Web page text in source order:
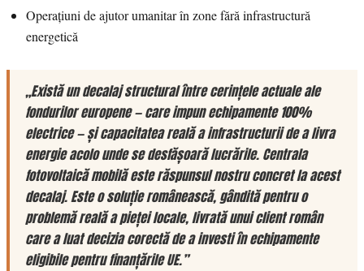
Operațiuni de ajutor umanitar în zone fără infrastructură
energetică
„Există un decalaj structural între cerințele actuale ale
fondurilor europene — care impun echipamente 100%
electrice — și capacitatea reală a infrastructurii de a livra
energie acolo unde se desfășoară lucrările. Centrala
fotovoltaică mobilă este răspunsul nostru concret la acest
decalaj. Este o soluție românească, gândită pentru o
problemă reală a pieței locale, livrată unui client român
care a luat decizia corectă de a investi în echipamente
eligibile pentru finanțările UE.”